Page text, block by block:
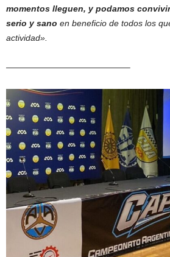
momentos lleguen, y podamos
serio y sano en beneficio de todos los
actividad».
——————————————–